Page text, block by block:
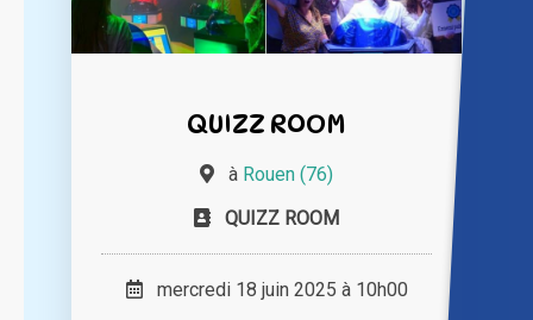
QUIZZ ROOM
à Rouen (76)
QUIZZ ROOM
mercredi 18 juin 2025 à 10h00